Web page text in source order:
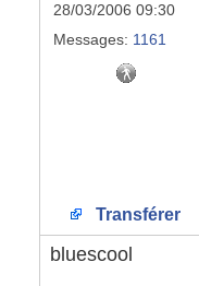
28/03/2006 09:30
Messages: 1161
Transférer
bluescool